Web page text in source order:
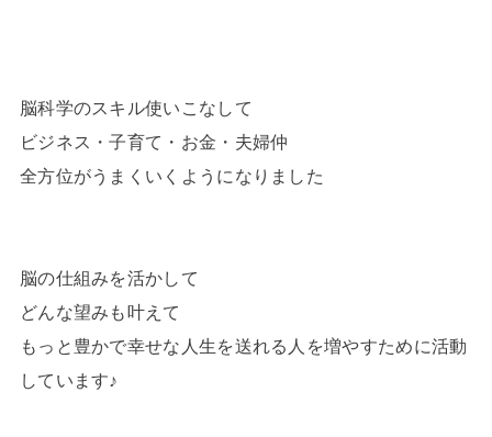
脳科学のスキル使いこなして
ビジネス・子育て・お金・夫婦仲
全方位がうまくいくようになりました
脳の仕組みを活かして
どんな望みも叶えて
もっと豊かで幸せな人生を送れる人を増やすために活動
しています♪